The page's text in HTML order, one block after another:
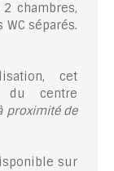
chambres,
séparés.
cet
du centre
proximité de
sur